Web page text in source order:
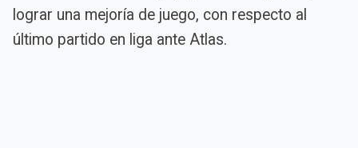
lograr una mejoría de juego, con respecto al
último partido en liga ante Atlas.